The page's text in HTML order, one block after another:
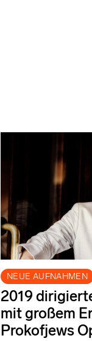
NEUE AUFNAHMEN
2019
mit großem
Prokofjews